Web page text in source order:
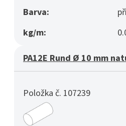
Barva:
kg/m:
PA12E Rund Ø 10 mm
Položka č. 107239